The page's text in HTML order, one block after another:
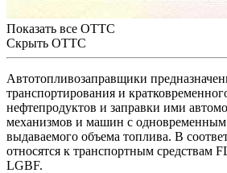
Показать все ОТТС
Скрыть ОТТС
Автотопливозаправщики
транспортирования и
нефтепродуктов и заправки ими
механизмов и машин с
выдаваемого объема топлива. В
относятся к транспортным средствам
LGBF.